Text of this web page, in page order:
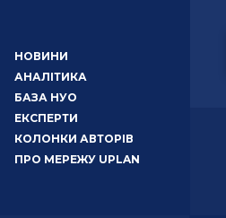
НОВИНИ
АНАЛІТИКА
БАЗА НУО
ЕКСПЕРТИ
КОЛОНКИ АВТОРІВ
ПРО МЕРЕЖУ UPLAN